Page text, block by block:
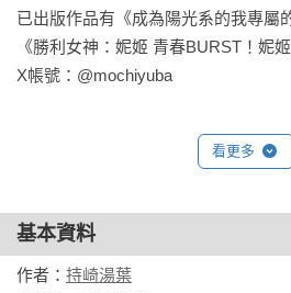
已出版作品有《成為陽光系的我專屬
《勝利女神：妮姬 青春BURST！妮
X帳號：@mochiyuba
看更多
基本資料
作者： 持崎湯葉